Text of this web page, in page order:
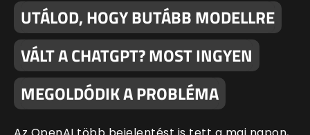
UTÁLOD, HOGY BUTÁBB MODELLRE
VÁLT A CHATGPT? MOST INGYEN
MEGOLDÓDIK A PROBLÉMA